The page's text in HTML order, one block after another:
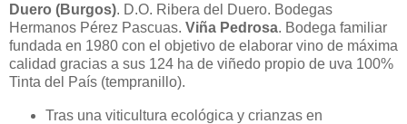
Duero (Burgos). D.O. Ribera del Duero. Bodegas
Hermanos Pérez Pascuas. Viña Pedrosa. Bodega familiar
fundada en 1980 con el objetivo de elaborar vino de máxima
calidad gracias a sus 124 ha de viñedo propio de uva 100%
Tinta del País (tempranillo).
Tras una viticultura ecológica y crianzas en